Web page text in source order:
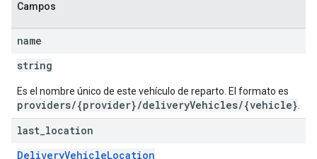
Campos
name
string
Es el nombre único de este vehículo de reparto. El formato es
providers/{provider}/deliveryVehicles/{vehicle}
last location
DeliveryVehicleLocation